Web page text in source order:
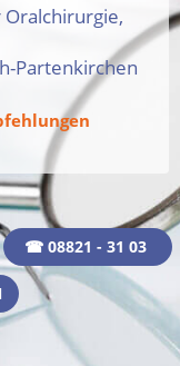
Partenkirchen
☎ 08821 - 31 03